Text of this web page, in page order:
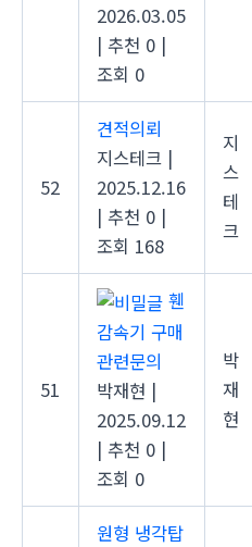
2026.03.05
| 추천 0 |
조회 0
52
견적의뢰
지스테크 |
2025.12.16
| 추천 0 |
조회 168
지
스
테
크
51
휀
감속기 구매
관련문의
박재현 |
2025.09.12
| 추천 0 |
조회 0
박
재
현
원형 냉각탑